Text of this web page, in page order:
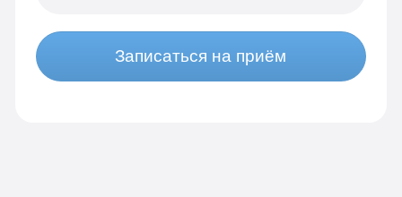
Записаться на приём